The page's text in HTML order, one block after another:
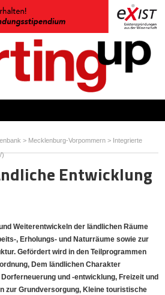
> Mecklenburg-Vorpommern > Integrierte
Entwicklung
Weiterentwickeln der ländlichen Räume
, Erholungs- und Naturräume sowie zur
Gefördert wird in den Teilprogrammen
Dem ländlichen Charakter
und -entwicklung, Freizeit und
zur Grundversorgung, Kleine touristische